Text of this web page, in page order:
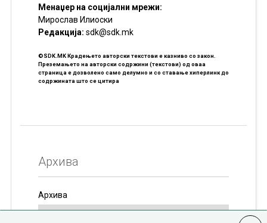
Менаџер на социјални мрежи:
Мирослав Илиоски
Редакцијa: sdk@sdk.mk
©SDK.MK Крадењето авторски текстови е казниво со закон.
Преземањето на авторски содржини (текстови) од оваа
страница е дозволено само делумно и со ставање хиперлинк до
содржината што се цитира
Архива
Архива